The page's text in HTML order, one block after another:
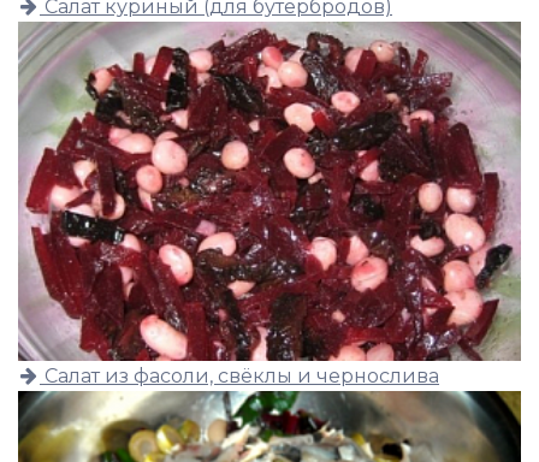
Салат куриный (для бутербродов)
Салат из фасоли, свёклы и чернослива